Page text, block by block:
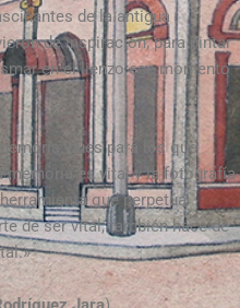
de la antigua
de inspiración, para pintar
en el lienzo ese momento
pues para los que
memoria es vital y la fotografía
que perpetúa
de ser vital, también hace de